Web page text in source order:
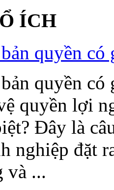
ÍCH
quyền có
quyền có
quyền lợi
Đây là
nghiệp đặt
và ...